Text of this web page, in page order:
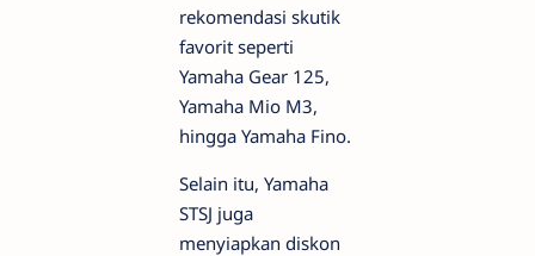
rekomendasi skutik
favorit seperti
Yamaha Gear 125,
Yamaha Mio M3,
hingga Yamaha Fino.
Selain itu, Yamaha
STSJ juga
menyiapkan diskon